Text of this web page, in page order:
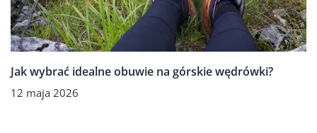
Jak wybrać idealne obuwie na górskie wędrówki?
12 maja 2026